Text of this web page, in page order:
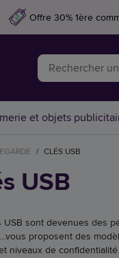
Offre 30% 1ère
et objets
/ CLÉS USB
USB
USB sont devenues des
proposent des
niveaux de